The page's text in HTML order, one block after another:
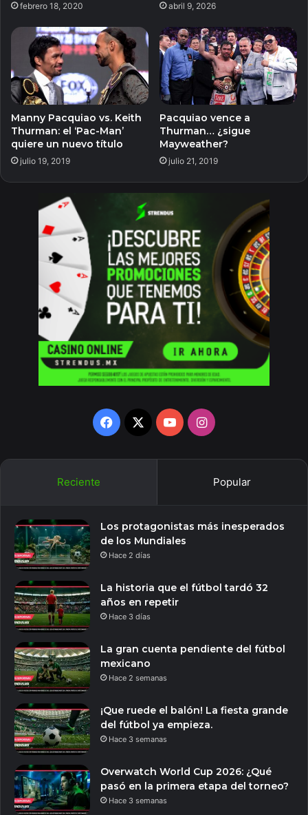
febrero 18, 2020 abril 9, 2026
Manny Pacquiao vs. Keith
Thurman: el ‘Pac-Man’
quiere un nuevo título
julio 19, 2019
Pacquiao vence a
Thurman… ¿sigue
Mayweather?
julio 21, 2019
Facebook
X YouTubeInstagram
Reciente Popular
Los protagonistas más inesperados
de los Mundiales
Hace 2 días
La historia que el fútbol tardó 32
años en repetir
Hace 3 días
La gran cuenta pendiente del fútbol
mexicano
Hace 2 semanas
¡Que ruede el balón! La fiesta grande
del fútbol ya empieza.
Hace 3 semanas
Overwatch World Cup 2026: ¿Qué
pasó en la primera etapa del torneo?
Hace 3 semanas